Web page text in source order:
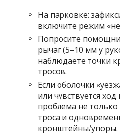
На парковке:
включите режим
Попросите
рычаг (5–10 мм у
наблюдаете точки
тросов.
Если оболочки
или чувствуется
проблема не только
троса и
кронштейны/упоры.